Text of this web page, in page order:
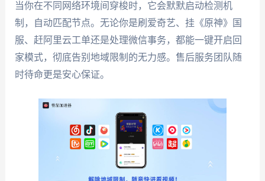
当你在不同网络环境间穿梭时，它会默默启动检测机
制，自动匹配节点。无论你是刷爱奇艺、挂《原神》国
服、赶阿里云工单还是处理微信事务，都能一键开启回
家模式，彻底告别地域限制的无力感。售后服务团队随
时待命更是安心保证。